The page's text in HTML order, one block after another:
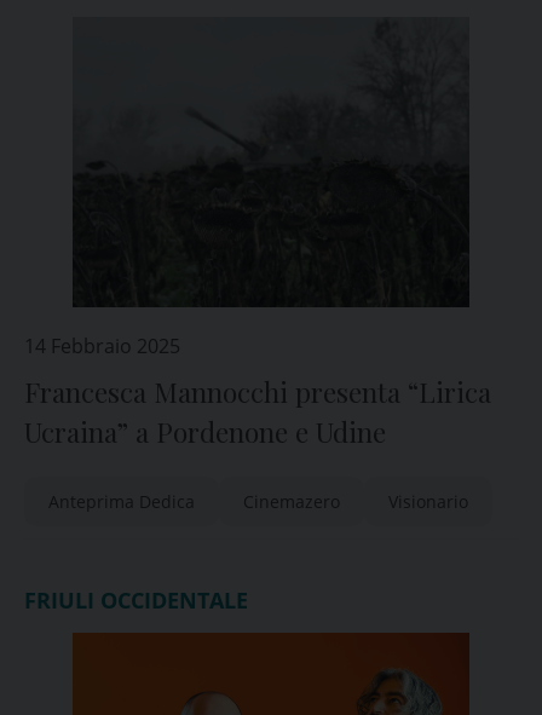
14 Febbraio 2025
Francesca Mannocchi presenta “Lirica
Ucraina” a Pordenone e Udine
Anteprima Dedica Cinemazero Visionario
FRIULI OCCIDENTALE